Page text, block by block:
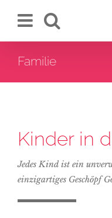
Inhalt
Familie
Kinder in
Jedes Kind ist ein
einzigartiges Geschöpf